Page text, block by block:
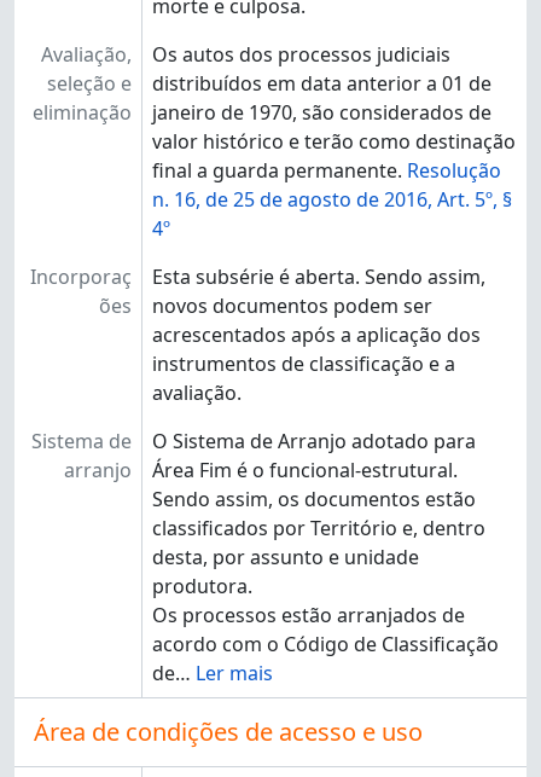
morte e culposa.
Avaliação,
seleção e
eliminação
Os autos dos processos judiciais
distribuídos em data anterior a 01 de
janeiro de 1970, são considerados de
valor histórico e terão como destinação
final a guarda permanente. Resolução
n. 16, de 25 de agosto de 2016, Art. 5º, §
4º
Incorporaç
ões
Esta subsérie é aberta. Sendo assim,
novos documentos podem ser
acrescentados após a aplicação dos
instrumentos de classificação e a
avaliação.
Sistema de
arranjo
O Sistema de Arranjo adotado para
Área Fim é o funcional-estrutural.
Sendo assim, os documentos estão
classificados por Território e, dentro
desta, por assunto e unidade
produtora.
Os processos estão arranjados de
acordo com o Código de Classificação
de… Ler mais
Área de condições de acesso e uso